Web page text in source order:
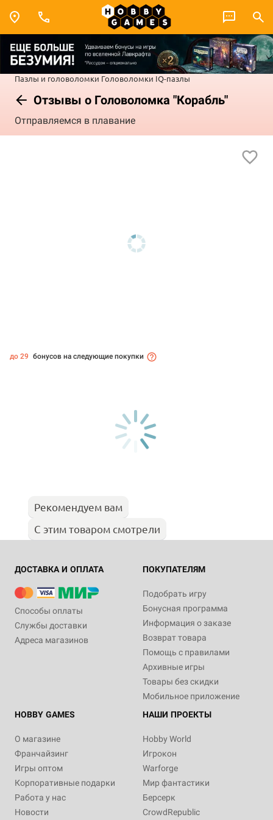
Пазлы и головоломки Головоломки IQ-пазлы
Отзывы о Головоломка "Корабль"
Отправляемся в плавание
до 29 бонусов на следующие покупки
Рекомендуем вам
С этим товаром смотрели
ДОСТАВКА И ОПЛАТА
Способы оплаты
Службы доставки
Адреса магазинов
ПОКУПАТЕЛЯМ
Подобрать игру
Бонусная программа
Информация о заказе
Возврат товара
Помощь с правилами
Архивные игры
Товары без скидки
Мобильное приложение
HOBBY GAMES
О магазине
Франчайзинг
Игры оптом
Корпоративные подарки
Работа у нас
Новости
НАШИ ПРОЕКТЫ
Hobby World
Игрокон
Warforge
Мир фантастики
Берсерк
CrowdRepublic